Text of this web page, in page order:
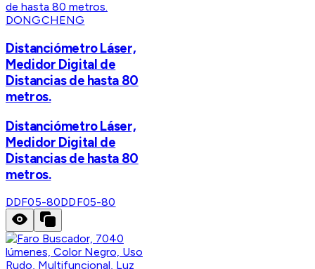
DONGCHENG
Distanciómetro Láser,
Medidor Digital de
Distancias de hasta 80
metros.
Distanciómetro Láser,
Medidor Digital de
Distancias de hasta 80
metros.
DDF05-80DDF05-80